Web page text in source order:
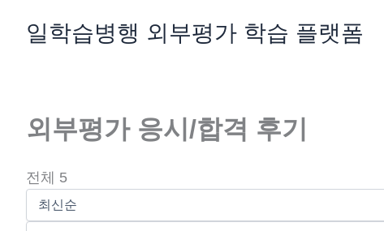
일학습병행 외부평가 학습 플랫폼
외부평가 응시/합격 후기
전체 5